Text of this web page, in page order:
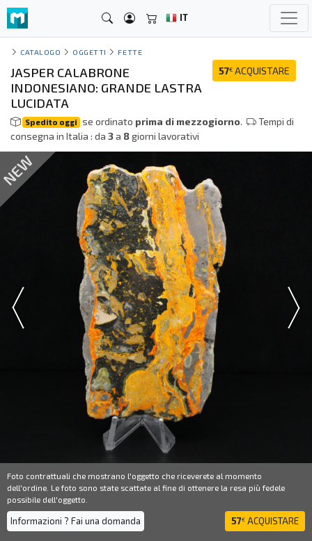
IT
CATALOGO OGGETTI FETTE
57€ ACQUISTARE
JASPER CALABRONE
INDONESIANO: GRANDE LASTRA
LUCIDATA
Spedito oggi se ordinato prima di mezzogiorno.
Tempi di
consegna in Italia : da 3a 8giorni lavorativi
Foto contrattuali che mostrano l'oggetto che riceverete al momento
dell'ordine. Le foto sono state scattate al fine di ottenere la resa più fedele
possibile dell'oggetto.
Informazioni ? Fai una domanda 57€ ACQUISTARE